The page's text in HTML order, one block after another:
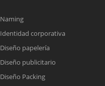
Naming
Identidad corporativa
Diseño papelería
Diseño publicitario
Diseño Packing